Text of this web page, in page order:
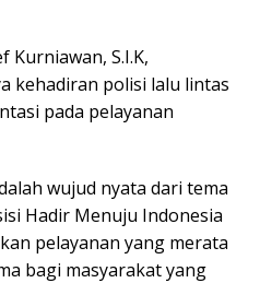
Kurniawan, S.I.K,
kehadiran polisi lalu lintas
pada pelayanan
wujud nyata dari tema
Hadir Menuju Indonesia
pelayanan yang merata
bagi masyarakat yang